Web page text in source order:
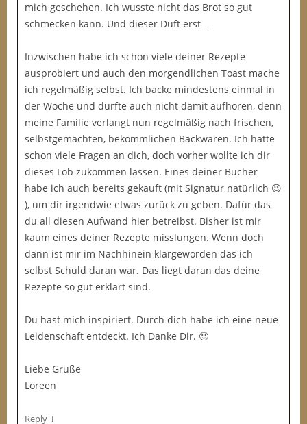
mich geschehen. Ich wusste nicht das Brot so gut
schmecken kann. Und dieser Duft erst…
Inzwischen habe ich schon viele deiner Rezepte
ausprobiert und auch den morgendlichen Toast mache
ich regelmäßig selbst. Ich backe mindestens einmal in
der Woche und dürfte auch nicht damit aufhören, denn
meine Familie verlangt nun regelmäßig nach frischen,
selbstgemachten, bekömmlichen Backwaren. Ich hatte
schon viele Fragen an dich, doch vorher wollte ich dir
dieses Lob zukommen lassen. Eines deiner Bücher
habe ich auch bereits gekauft (mit Signatur natürlich 😉
), um dir irgendwie etwas zurück zu geben. Dafür das
du all diesen Aufwand hier betreibst. Bisher ist mir
kaum eines deiner Rezepte misslungen. Wenn doch
dann ist mir im Nachhinein klargeworden das ich
selbst Schuld daran war. Das liegt daran das deine
Rezepte so gut erklärt sind.
Du hast mich inspiriert. Durch dich habe ich eine neue
Leidenschaft entdeckt. Ich Danke Dir. 🙂
Liebe Grüße
Loreen
Reply ↓